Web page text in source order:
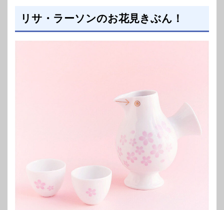
リサ・ラーソンのお花見きぶん！